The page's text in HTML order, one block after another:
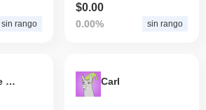
sin rango
$0.00
0.00% sin rango
MetaDrive Premeum Carl